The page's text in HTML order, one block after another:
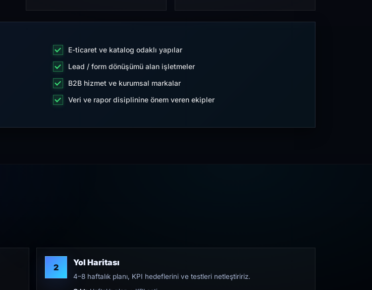
E-ticaret ve katalog odaklı yapılar
Lead / form dönüşümü alan işletmeler
B2B hizmet ve kurumsal markalar
Veri ve rapor disiplinine önem veren ekipler
2 Yol Haritası
4–8 haftalık planı, KPI hedeflerini ve testleri netleştiririz.